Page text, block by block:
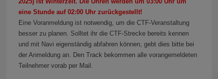
eine Stunde auf 02:00 Uhr zurückgestellt!
Eine Voranmeldung ist notwendig, um die CTF-Veranstaltung
besser zu planen. Solltet ihr die CTF-Strecke bereits kennen
und mit Navi eigenständig abfahren können, gebt dies bitte bei
der Anmeldung an. Den Track bekommen alle vorangemeldeten
Teilnehmer vorab per Mail.